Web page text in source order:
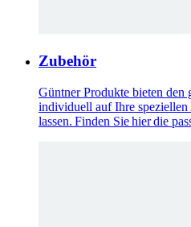
Zubehör
Güntner Produkte bieten den
individuell auf Ihre speziellen
lassen. Finden Sie hier die